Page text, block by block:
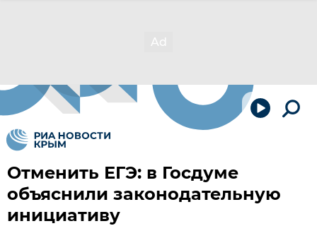
Отменить ЕГЭ: в Госдуме
объяснили законодательную
инициативу